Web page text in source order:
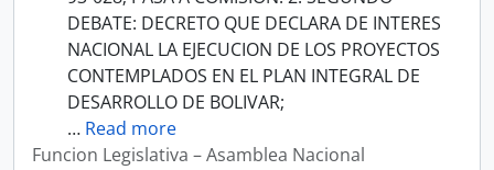
DEBATE: DECRETO QUE DECLARA DE INTERES
NACIONAL LA EJECUCION DE LOS PROYECTOS
CONTEMPLADOS EN EL PLAN INTEGRAL DE
DESARROLLO DE BOLIVAR;
… Read more
Funcion Legislativa – Asamblea Nacional